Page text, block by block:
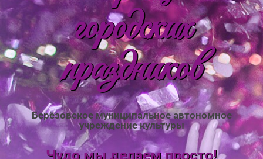
городских
праздников
Берёзовское муниципальное автономное
учреждение культуры
Чудо мы делаем просто!